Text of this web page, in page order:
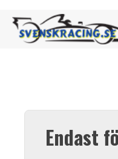
Endast